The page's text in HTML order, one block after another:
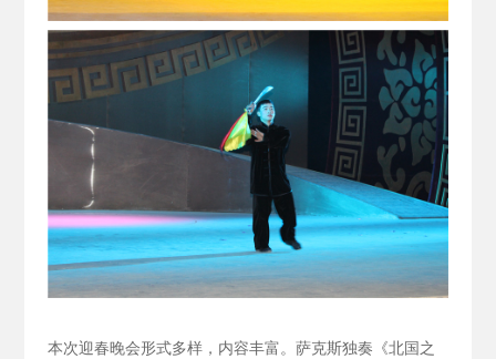
本次迎春晚会形式多样，内容丰富。萨克斯独奏《北国之